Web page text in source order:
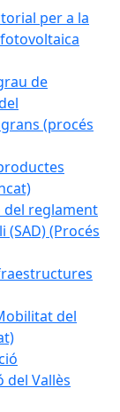
per a la
de
(procés
del reglament
(SAD) (Procés
del
del Vallès